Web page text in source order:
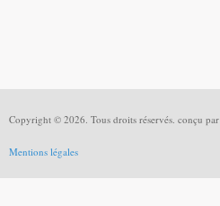
Copyright © 2026. Tous droits réservés. conçu par
Mentions légales